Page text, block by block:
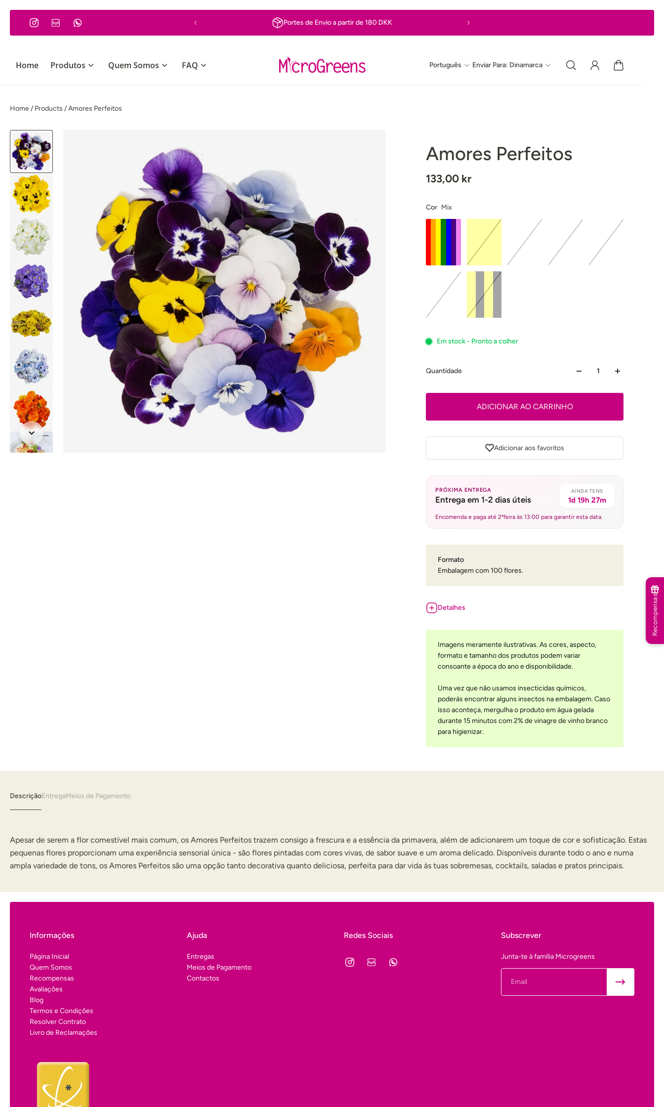
PARA O TEXTO
Encomenda Mínima 30€ Portes de Envio a partir de 180 DKK
Home Produtos Quem Somos FAQ Português Enviar Para: Dinamarca
Home/ Products /Amores Perfeitos
Amores Perfeitos
133,00 kr
Cor Mix
Em stock - Pronto a colher
Quantidade
ADICIONAR AO CARRINHO
Adicionar aos favoritos
PRÓXIMA ENTREGA
Entrega em 1-2 dias úteis
AINDA TENS
1d 19h 27m
Encomenda e paga até 2ªfeira às 13:00 para garantir esta data.
Formato
Embalagem com 100 flores.
Detalhes
Imagens meramente ilustrativas. As cores, aspecto,
formato e tamanho dos produtos podem variar
consoante a época do ano e disponibilidade.
Uma vez que não usamos insecticidas químicos,
poderás encontrar alguns insectos na embalagem. Caso
isso aconteça, mergulha o produto em água gelada
durante 15 minutos com 2% de vinagre de vinho branco
para higienizar.
DescriçãoEntregaMeios de Pagamento
Apesar de serem a flor comestível mais comum, os Amores Perfeitos trazem consigo a frescura e a essência da primavera, além de adicionarem um toque de cor e sofisticação. Estas
pequenas flores proporcionam uma experiência sensorial única - são flores pintadas com cores vivas, de sabor suave e um aroma delicado. Disponíveis durante todo o ano e numa
ampla variedade de tons, os Amores Perfeitos são uma opção tanto decorativa quanto deliciosa, perfeita para dar vida às tuas sobremesas, cocktails, saladas e pratos principais.
Informações
Página Inicial
Quem Somos
Recompensas
Avaliações
Blog
Termos e Condições
Resolver Contrato
Livro de Reclamações
Ajuda
Entregas
Meios de Pagamento
Contactos
Redes Sociais Subscrever
Junta-te à família Microgreens
Recompensas